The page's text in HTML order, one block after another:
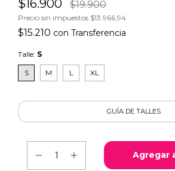
$16.900 $19.900
Precio sin impuestos $13.966,94
$15.210 con Transferencia
Talle: S
S M L XL
GUÍA DE TALLES